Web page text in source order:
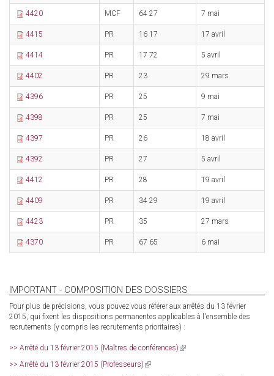
4420 MCF 64 27 7 mai
4415 PR 16 17 17 avril
4414 PR 17 72 5 avril
4402 PR 23 29 mars
4396 PR 25 9 mai
4398 PR 25 7 mai
4397 PR 26 18 avril
4392 PR 27 5 avril
4412 PR 28 19 avril
4409 PR 34 29 19 avril
4423 PR 35 27 mars
4370 PR 67 65 6 mai
IMPORTANT - COMPOSITION DES DOSSIERS
Pour plus de précisions, vous pouvez vous référer aux arrêtés du 13 février
2015, qui fixent les dispositions permanentes applicables à l'ensemble des
recrutements (y compris les recrutements prioritaires) :
>> Arrêté du 13 février 2015 (Maîtres de conférences) (link
>> Arrêté du 13 février 2015 (Professeurs) (link